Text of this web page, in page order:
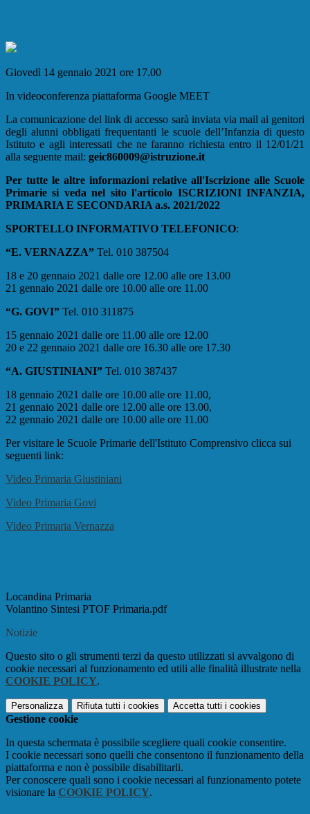
Giovedì 14 gennaio 2021 ore 17.00
In videoconferenza piattaforma Google MEET
La comunicazione del link di accesso sarà inviata via mail ai genitori
degli alunni obbligati frequentanti le scuole dell’Infanzia di questo
Istituto e agli interessati che ne faranno richiesta entro il 12/01/21
alla seguente mail: geic860009@istruzione.it
Per tutte le altre informazioni relative all'Iscrizione alle Scuole
Primarie si veda nel sito l'articolo ISCRIZIONI INFANZIA,
PRIMARIA E SECONDARIA a.s. 2021/2022
SPORTELLO INFORMATIVO TELEFONICO:
“E. VERNAZZA” Tel. 010 387504
18 e 20 gennaio 2021 dalle ore 12.00 alle ore 13.00
21 gennaio 2021 dalle ore 10.00 alle ore 11.00
“G. GOVI” Tel. 010 311875
15 gennaio 2021 dalle ore 11.00 alle ore 12.00
20 e 22 gennaio 2021 dalle ore 16.30 alle ore 17.30
“A. GIUSTINIANI” Tel. 010 387437
18 gennaio 2021 dalle ore 10.00 alle ore 11.00,
21 gennaio 2021 dalle ore 12.00 alle ore 13.00,
22 gennaio 2021 dalle ore 10.00 alle ore 11.00
Per visitare le Scuole Primarie dell'Istituto Comprensivo clicca sui
seguenti link:
Video Primaria Giustiniani
Video Primaria Govi
Video Primaria Vernazza
Locandina Primaria
Volantino Sintesi PTOF Primaria.pdf
Notizie
Questo sito o gli strumenti terzi da questo utilizzati si avvalgono di
cookie necessari al funzionamento ed utili alle finalità illustrate nella
COOKIE POLICY.
Personalizza Rifiuta tutti i cookies Accetta tutti i cookies
Gestione cookie
In questa schermata è possibile scegliere quali cookie consentire.
I cookie necessari sono quelli che consentono il funzionamento della
piattaforma e non è possibile disabilitarli.
Per conoscere quali sono i cookie necessari al funzionamento potete
visionare la COOKIE POLICY.